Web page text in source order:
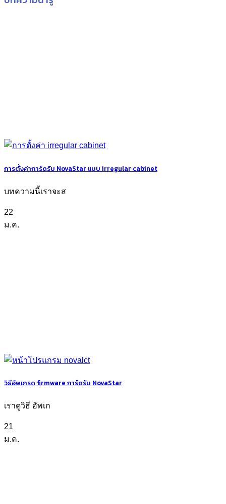
การตั้งค่าการ์ดรับ NovaStar แบบ irregular cabinet
บทความนี้เราจะส
22
ม.ค.
วิธีอัพเกรด firmware การ์ดรับ NovaStar
เราดูวิธี อัพเก
21
ม.ค.